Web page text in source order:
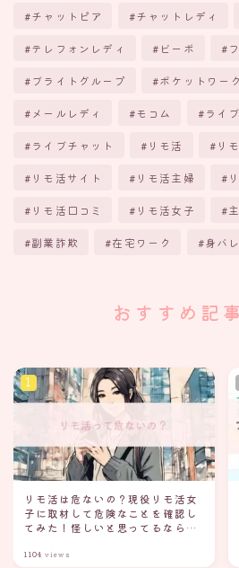
チャットピア チャットレディ
テレフォンレディ ビーボ
ブライトグループ ポケットワーク
メールレディ モコム ライ
ライブチャット リモ活 リ
リモ活サイト リモ活主婦
リモ活口コミ リモ活女子
副業詐欺 在宅ワーク 身バレ
おすすめ記
リモ活は危ないの？現役リモ活女
子に取材して危険なことを確認し
てみた！怪しいと思ってるなら読
1104 views